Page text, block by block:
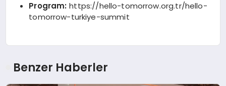
Program: https://hello-tomorrow.org.tr/hello-
tomorrow-turkiye-summit
Benzer Haberler